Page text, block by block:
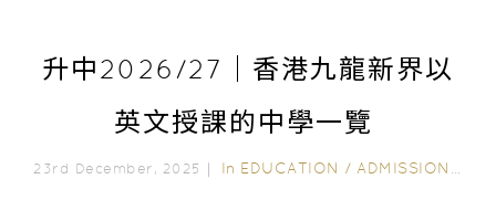
升中2026/27｜香港九龍新界以
英文授課的中學一覽
23rd December, 2025｜ In EDUCATION / ADMISSION